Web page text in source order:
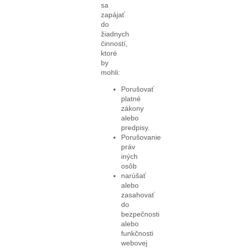
sa
zapájať
do
žiadnych
činností,
ktoré
by
mohli:
Porušovať
platné
zákony
alebo
predpisy.
Porušovanie
práv
iných
osôb
narúšať
alebo
zasahovať
do
bezpečnosti
alebo
funkčnosti
webovej